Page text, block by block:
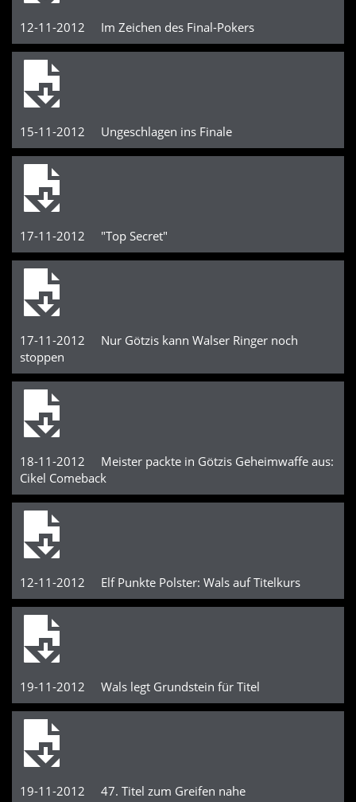
12-11-2012 Im Zeichen des Final-Pokers
15-11-2012 Ungeschlagen ins Finale
17-11-2012 "Top Secret"
17-11-2012 Nur Götzis kann Walser Ringer noch
stoppen
18-11-2012 Meister packte in Götzis Geheimwaffe aus:
Cikel Comeback
12-11-2012 Elf Punkte Polster: Wals auf Titelkurs
19-11-2012 Wals legt Grundstein für Titel
19-11-2012 47. Titel zum Greifen nahe